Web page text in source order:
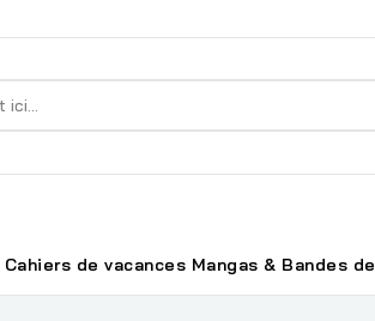
Cahiers de vacances Mangas & Bandes